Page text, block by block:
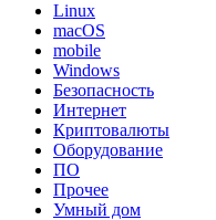
Linux
macOS
mobile
Windows
Безопасность
Интернет
Криптовалюты
Оборудование
ПО
Прочее
Умный дом